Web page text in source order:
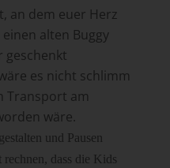
an dem euer Herz
alten Buggy
geschenkt
es nicht schlimm
Transport am
wäre.
und Pausen
dass die Kids